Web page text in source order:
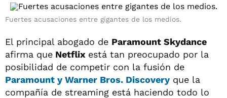
Fuertes acusaciones entre gigantes de los medios.
El principal abogado de Paramount Skydance
afirma que Netflix está tan preocupado por la
posibilidad de competir con la fusión de
Paramount y Warner Bros. Discovery que la
compañía de streaming está haciendo todo lo